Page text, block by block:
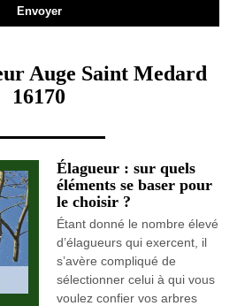
Auge Saint Medard
16170
Élagueur : sur quels
éléments se baser pour
le choisir ?
Étant donné le nombre élevé
d’élagueurs qui exercent, il
s’avère compliqué de
sélectionner celui à qui vous
voulez confier vos arbres